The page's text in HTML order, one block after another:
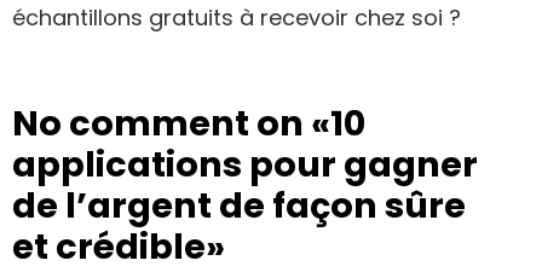
échantillons gratuits à recevoir chez soi ?
No comment on «10
applications pour gagner
de l’argent de façon sûre
et crédible»